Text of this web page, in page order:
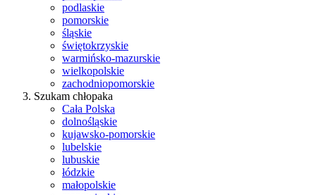
podlaskie
pomorskie
śląskie
świętokrzyskie
warmińsko-mazurskie
wielkopolskie
zachodniopomorskie
Szukam chłopaka
Cała Polska
dolnośląskie
kujawsko-pomorskie
lubelskie
lubuskie
łódzkie
małopolskie